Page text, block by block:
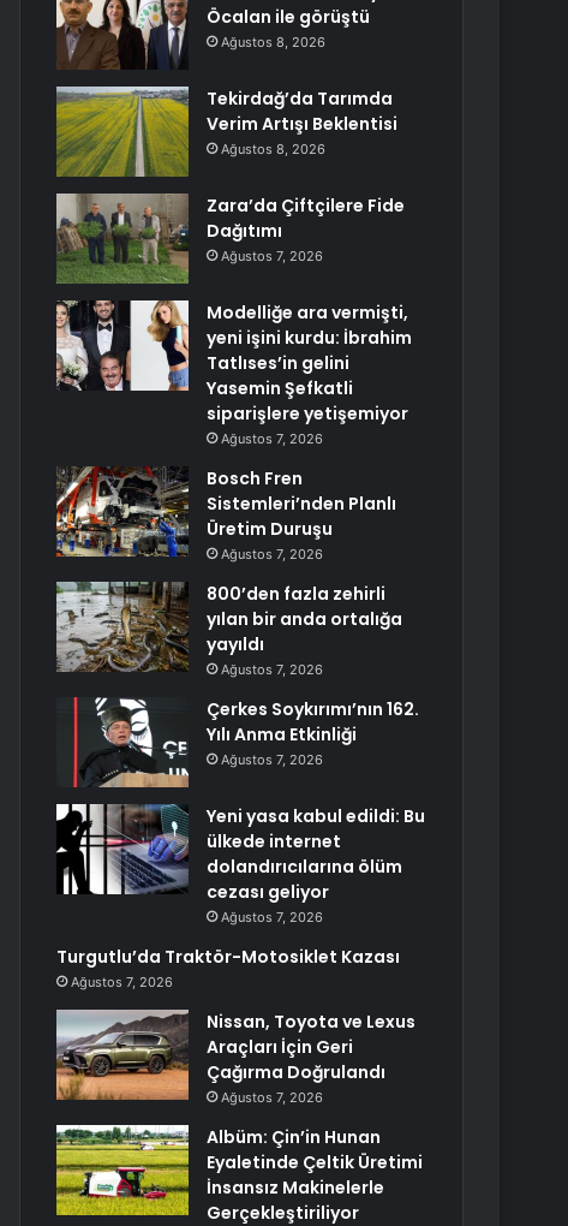
Öcalan ile görüştü
Ağustos 8, 2026
Tekirdağ’da Tarımda
Verim Artışı Beklentisi
Ağustos 8, 2026
Zara’da Çiftçilere Fide
Dağıtımı
Ağustos 7, 2026
Modelliğe ara vermişti,
yeni işini kurdu: İbrahim
Tatlıses’in gelini
Yasemin Şefkatli
siparişlere yetişemiyor
Ağustos 7, 2026
Bosch Fren
Sistemleri’nden Planlı
Üretim Duruşu
Ağustos 7, 2026
800’den fazla zehirli
yılan bir anda ortalığa
yayıldı
Ağustos 7, 2026
Çerkes Soykırımı’nın 162.
Yılı Anma Etkinliği
Ağustos 7, 2026
Yeni yasa kabul edildi: Bu
ülkede internet
dolandırıcılarına ölüm
cezası geliyor
Ağustos 7, 2026
Turgutlu’da Traktör-Motosiklet Kazası
Ağustos 7, 2026
Nissan, Toyota ve Lexus
Araçları İçin Geri
Çağırma Doğrulandı
Ağustos 7, 2026
Albüm: Çin’in Hunan
Eyaletinde Çeltik Üretimi
İnsansız Makinelerle
Gerçekleştiriliyor